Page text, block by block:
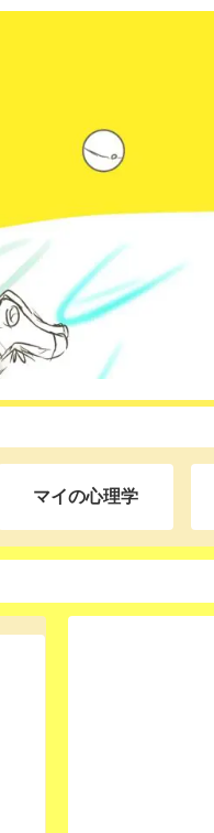
マイの心理学